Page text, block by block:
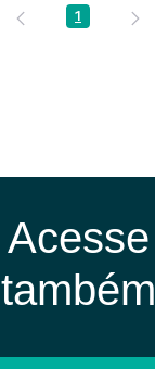
Página
1
Acesse
também